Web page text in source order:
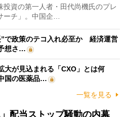
資の第一人者・田代尚機氏のプレ
ーチ」。中国企…
”で政策のテコ入れ必至か 経済運営
想さ…
大が見込まれる「CXO」とは何
国の医薬品…
一覧を見る
配当ストップ騒動の内幕